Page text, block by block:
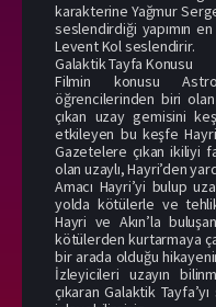
karakterine Yağmur
seslendirdiği yapımın
Levent Kol seslendirir.
Galaktik Tayfa Konusu
Filmin konusu
öğrencilerinden biri olan
çıkan uzay gemisini
etkileyen bu keşfe
Gazetelere çıkan ikiliyi
olan uzaylı, Hayri’den
Amacı Hayri’yi bulup
yolda kötülerle ve
Hayri ve Akın’la
kötülerden kurtarmaya
bir arada olduğu
İzleyicileri uzayın
çıkaran Galaktik